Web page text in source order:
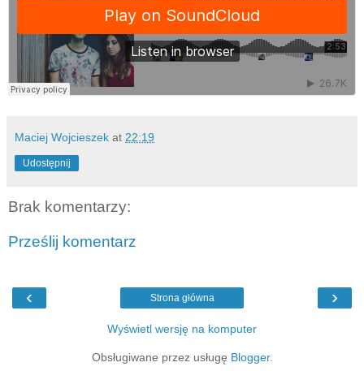
Maciej Wojcieszek at 22:19
Udostępnij
Brak komentarzy:
Prześlij komentarz
‹ ›
Strona główna
Wyświetl wersję na komputer
Obsługiwane przez usługę Blogger.